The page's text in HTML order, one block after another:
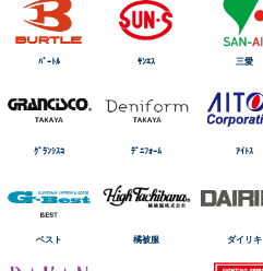
ﾊﾞｰﾄﾙ ｻﾝｴｽ 三愛
ｸﾞﾗﾝｼｽｺ ﾃﾞﾆﾌｫｰﾑ ｱｲﾄｽ
ベスト 橘被服 ダイリキ